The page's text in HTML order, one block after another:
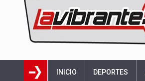
INICIO DEPORTES